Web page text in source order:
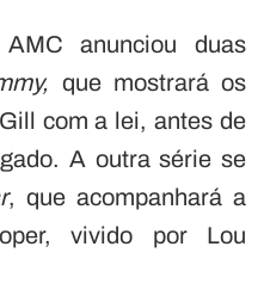
anunciou duas
que mostrará os
com a lei, antes de
A outra série se
, que acompanhará a
vivido por Lou